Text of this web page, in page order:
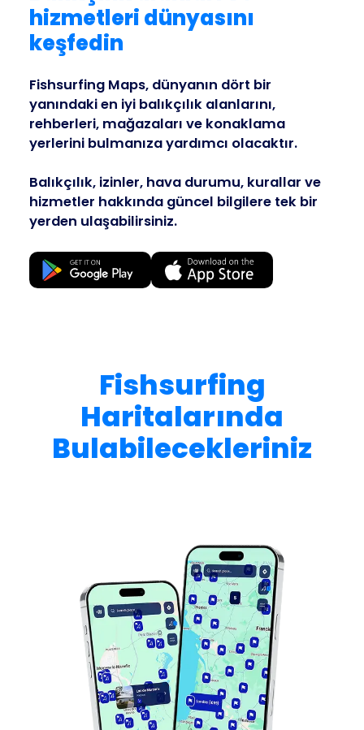
Business
hizmetleri dünyasını
keşfedin
Fishsurfing Maps, dünyanın dört bir
yanındaki en iyi balıkçılık alanlarını,
rehberleri, mağazaları ve konaklama
yerlerini bulmanıza yardımcı olacaktır.
Balıkçılık, izinler, hava durumu, kurallar ve
hizmetler hakkında güncel bilgilere tek bir
yerden ulaşabilirsiniz.
Fishsurfing
Haritalarında
Bulabilecekleriniz